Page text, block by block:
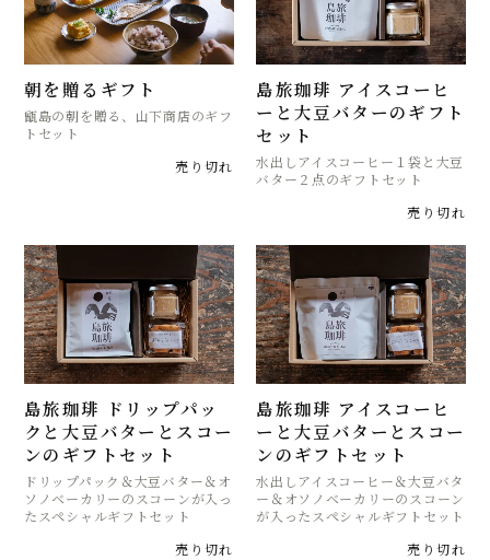
朝を贈るギフト
甑島の朝を贈る、山下商店のギフ
トセット
売り切れ
島旅珈琲 アイスコーヒ
ーと大豆バターのギフト
セット
水出しアイスコーヒー１袋と大豆
バター２点のギフトセット
売り切れ
島旅珈琲 ドリップパッ
クと大豆バターとスコー
ンのギフトセット
ドリップパック＆大豆バター＆オ
ソノベーカリーのスコーンが入っ
たスペシャルギフトセット
売り切れ
島旅珈琲 アイスコーヒ
ーと大豆バターとスコー
ンのギフトセット
水出しアイスコーヒー＆大豆バタ
ー＆オソノベーカリーのスコーン
が入ったスペシャルギフトセット
売り切れ